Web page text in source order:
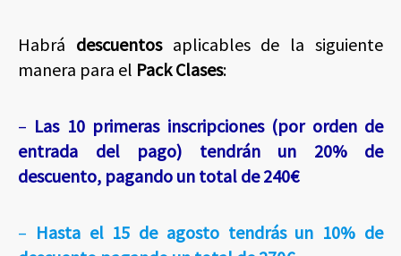
Habrá descuentos aplicables de la siguiente
manera para el Pack Clases:
– Las 10 primeras inscripciones (por orden de
entrada del pago) tendrán un 20% de
descuento, pagando un total de 240€
– Hasta el 15 de agosto tendrás un 10% de